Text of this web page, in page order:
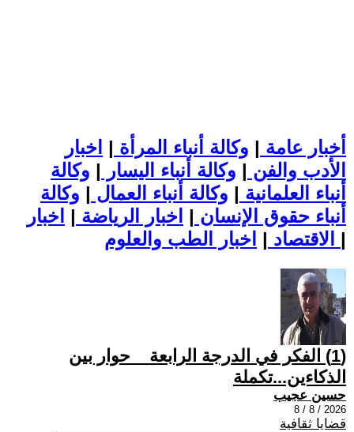
أخبار عامة | وكالة أنباء المرأة | اخبار
الأدب والفن | وكالة أنباء اليسار | وكالة
أنباء العلمانية | وكالة أنباء العمال | وكالة
أنباء حقوق الإنسان | اخبار الرياضة | اخبار
الاقتصاد | |
(1) الفكر في الدرجة الرابعة _ حوار بين
الذكاءين...تكملة
حسين عجيب
2026 / 8 / 8
قضايا ثقافية